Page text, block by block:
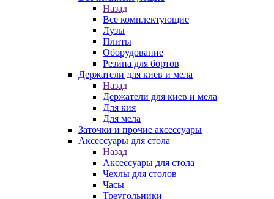
Назад
Все комплектующие
Лузы
Плиты
Оборудование
Резина для бортов
Держатели для киев и мела
Назад
Держатели для киев и мела
Для кия
Для мела
Заточки и прочие аксессуары
Аксессуары для стола
Назад
Аксессуары для стола
Чехлы для столов
Часы
Треугольники